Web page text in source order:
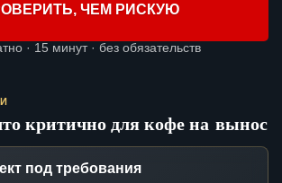
ЧЕМ РИСКУЮ
· 15 минут · без обязательств
критично для кофе на вынос
под требования